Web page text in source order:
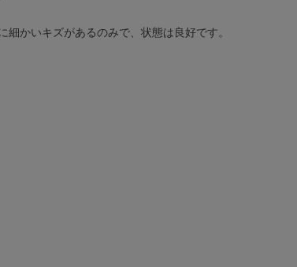
細かいキズがあるのみで、状態は良好です。